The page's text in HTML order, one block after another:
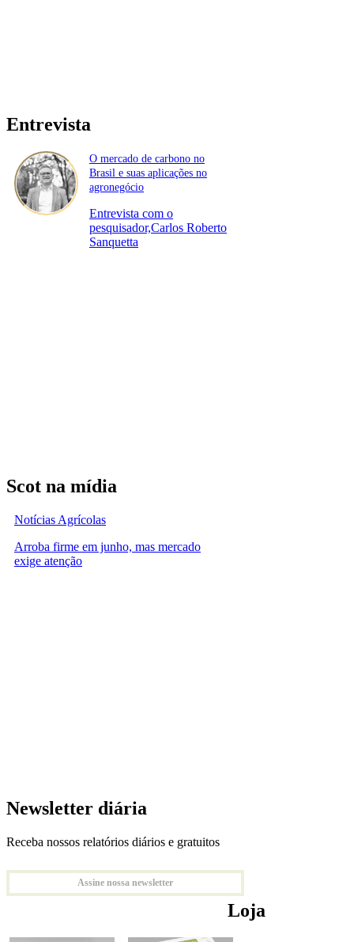
Entrevista
O mercado de carbono no
Brasil e suas aplicações no
agronegócio
Entrevista com o
pesquisador,Carlos Roberto
Sanquetta
Scot na mídia
Notícias Agrícolas
Arroba firme em junho, mas mercado
exige atenção
Newsletter diária
Receba nossos relatórios diários e gratuitos
Assine nossa newsletter
Loja